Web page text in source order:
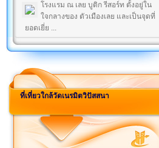
โรงแรม ณ เลย บูติก รีสอร์ท ตั้งอยู่ใน
ใจกลางของ ตัวเมืองเลย และเป็นจุดที่
ยอดเยี่ย ...
ที่เที่ยวใกล้วัดเนรมิตวิปัสสนา